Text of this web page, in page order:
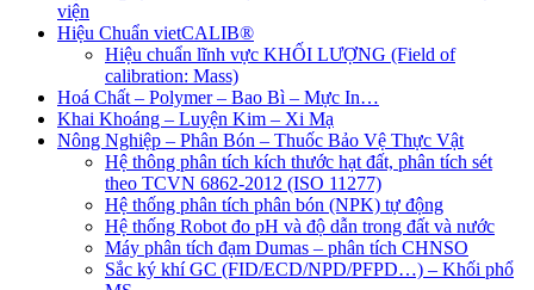
viện
Hiệu Chuẩn vietCALIB®
Hiệu chuẩn lĩnh vực KHỐI LƯỢNG (Field of
calibration: Mass)
Hoá Chất – Polymer – Bao Bì – Mực In…
Khai Khoáng – Luyện Kim – Xi Mạ
Nông Nghiệp – Phân Bón – Thuốc Bảo Vệ Thực Vật
Hệ thông phân tích kích thước hạt đất, phân tích sét
theo TCVN 6862-2012 (ISO 11277)
Hệ thống phân tích phân bón (NPK) tự động
Hệ thống Robot đo pH và độ dẫn trong đất và nước
Máy phân tích đạm Dumas – phân tích CHNSO
Sắc ký khí GC (FID/ECD/NPD/PFPD…) – Khối phổ